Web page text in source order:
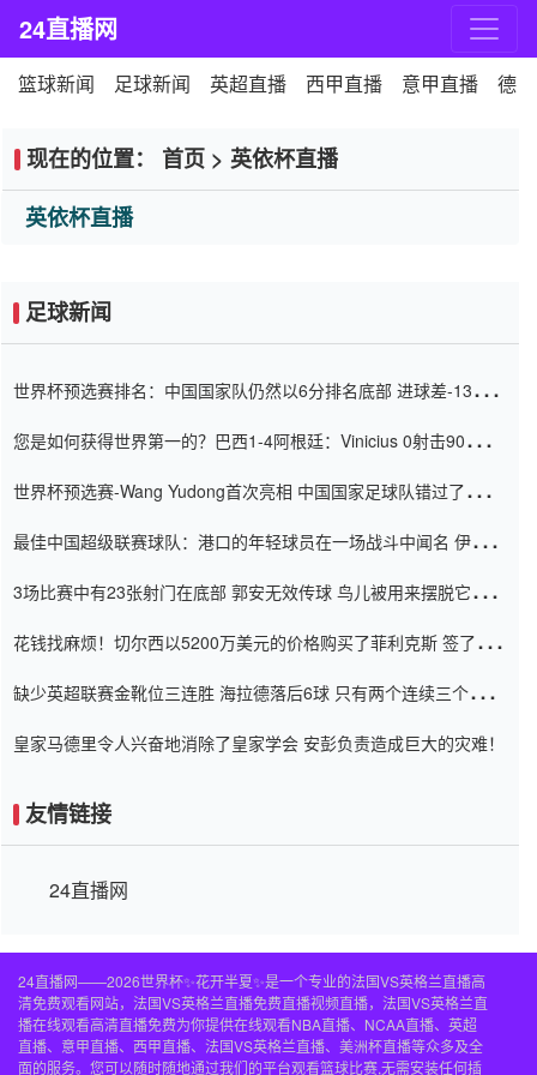
24直播网
篮球新闻 足球新闻 英超直播 西甲直播 意甲直播 德
现在的位置： 首页 > 英依杯直播
英依杯直播
足球新闻
世界杯预选赛排名：中国国家队仍然以6分排名底部 进球差-13令人
您是如何获得世界第一的？巴西1-4阿根廷：Vinicius 0射击90分钟
世界杯预选赛-Wang Yudong首次亮相 中国国家足球队错过了世界
最佳中国超级联赛球队：港口的年轻球员在一场战斗中闻名 伊万放
3场比赛中有23张射门在底部 郭安无效传球 鸟儿被用来摆脱它
花钱找麻烦！切尔西以5200万美元的价格购买了菲利克斯 签了7年
缺少英超联赛金靴位三连胜 海拉德落后6球 只有两个连续三个连续
皇家马德里令人兴奋地消除了皇家学会 安彭负责造成巨大的灾难！
友情链接
24直播网
24直播网——2026世界杯✨花开半夏✨是一个专业的法国VS英格兰直播高
清免费观看网站，法国VS英格兰直播免费直播视频直播，法国VS英格兰直
播在线观看高清直播免费为你提供在线观看NBA直播、NCAA直播、英超
直播、意甲直播、西甲直播、法国VS英格兰直播、美洲杯直播等众多及全
面的服务。您可以随时随地通过我们的平台观看篮球比赛,无需安装任何插